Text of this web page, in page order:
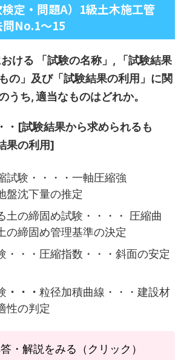
定・問題A）1級土木施工管
No.1～15
ける 「試験の名称」, 「試験結果
の」及び「試験結果の利用」に関
うち, 適当なものはどれか。
・[試験結果から求められるも
果の利用]
試験・・・・一軸圧縮強
盤沈下量の推定
土の締固め試験・・・・ 圧縮曲
の締固め管理基準の決定
・・・圧縮指数・・・斜面の安定
・・・ 粒径加積曲線・・・建設材
性の判定
・解説をみる（クリック）